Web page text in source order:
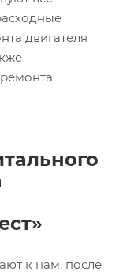
двигателя
к нам, после